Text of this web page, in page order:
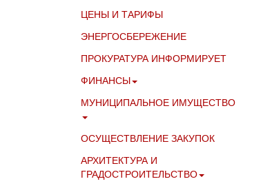
ЦЕНЫ И ТАРИФЫ
ЭНЕРГОСБЕРЕЖЕНИЕ
ПРОКУРАТУРА ИНФОРМИРУЕТ
ФИНАНСЫ
МУНИЦИПАЛЬНОЕ ИМУЩЕСТВО
ОСУЩЕСТВЛЕНИЕ ЗАКУПОК
АРХИТЕКТУРА И
ГРАДОСТРОИТЕЛЬСТВО